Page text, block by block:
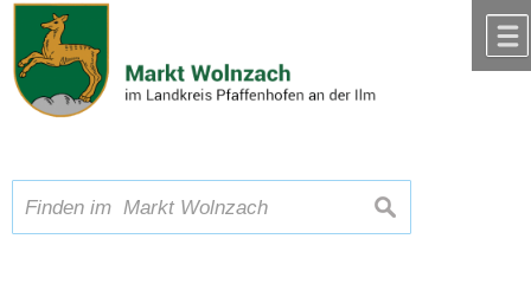
Zum Inhalt,zur Navigation
Schriftgröße A A A suchen